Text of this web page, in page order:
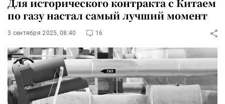
Для исторического контракта с Китаем
по газу настал самый лучший момент
3 сентября 2025, 08:40 16